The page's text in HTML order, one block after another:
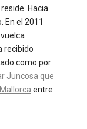
Hacia
En el 2011
recibido
como por
Juncosa que
entre